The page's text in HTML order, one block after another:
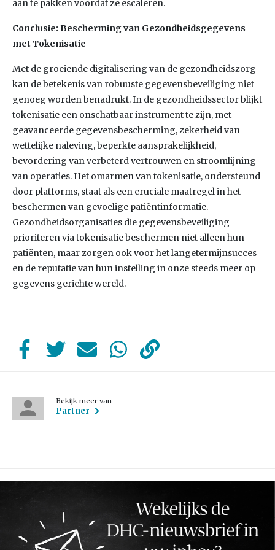
aan te pakken voordat ze escaleren.
Conclusie: Bescherming van Gezondheidsgegevens
met Tokenisatie
Met de groeiende digitalisering van de gezondheidszorg
kan de betekenis van robuuste gegevensbeveiliging niet
genoeg worden benadrukt. In de gezondheidssector blijkt
tokenisatie een onschatbaar instrument te zijn, met
geavanceerde gegevensbescherming, zekerheid van
wettelijke naleving, beperkte aansprakelijkheid,
bevordering van verbeterd vertrouwen en stroomlijning
van operaties. Het omarmen van tokenisatie, ondersteund
door platforms, staat als een cruciale maatregel in het
beschermen van gevoelige patiëntinformatie.
Gezondheidsorganisaties die gegevensbeveiliging
prioriteren via tokenisatie beschermen niet alleen hun
patiënten, maar zorgen ook voor het langetermijnsucces
en de reputatie van hun instelling in onze steeds meer op
gegevens gerichte wereld.
Bekijk meer van
Partner